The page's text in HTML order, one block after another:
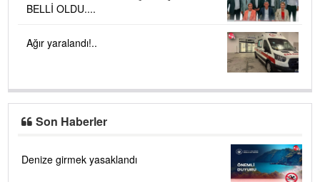
BELLİ OLDU....
Ağır yaralandı!..
Son Haberler
Denize girmek yasaklandı